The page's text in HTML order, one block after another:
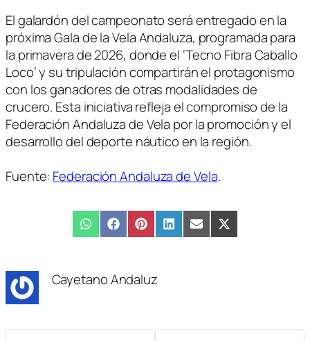
El galardón del campeonato será entregado en la
próxima Gala de la Vela Andaluza, programada para
la primavera de 2026, donde el ‘Tecno Fibra Caballo
Loco’ y su tripulación compartirán el protagonismo
con los ganadores de otras modalidades de
crucero. Esta iniciativa refleja el compromiso de la
Federación Andaluza de Vela por la promoción y el
desarrollo del deporte náutico en la región.
Fuente: Federación Andaluza de Vela.
Compartir
en
WhatsAppCompartir
en
FacebookCompartir
en
PinterestCompartir
en
LinkedInCompartir
en
EmailCompartir
en
X
(Twitter)
Cayetano Andaluz